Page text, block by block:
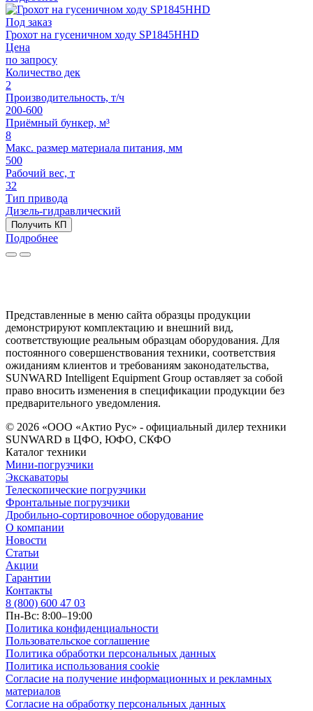
Под заказ
Грохот на гусеничном ходу SP1845HHD
Цена
по запросу
Количество дек
2
Производительность, т/ч
200-600
Приёмный бункер, м³
8
Макс. размер материала питания, мм
500
Рабочий вес, т
32
Тип привода
Дизель-гидравлический
Получить КП
Подробнее
Представленные в меню сайта образцы продукции
демонстрируют комплектацию и внешний вид,
соответствующие реальным образцам оборудования. Для
постоянного совершенствования техники, соответствия
ожиданиям клиентов и требованиям законодательства,
SUNWARD Intelligent Equipment Group оставляет за собой
право вносить изменения в спецификации продукции без
предварительного уведомления.
© 2026 «ООО «Актио Рус» - официальный дилер техники
SUNWARD в ЦФО, ЮФО, СКФО
Каталог техники
Мини-погрузчики
Экскаваторы
Телескопические погрузчики
Фронтальные погрузчики
Дробильно-сортировочное оборудование
О компании
Новости
Статьи
Акции
Гарантии
Контакты
8 (800) 600 47 03
Пн-Вс: 8:00–19:00
Политика конфиденциальности
Пользовательское соглашение
Политика обработки персональных данных
Политика использования cookie
Согласие на получение информационных и рекламных
материалов
Согласие на обработку персональных данных